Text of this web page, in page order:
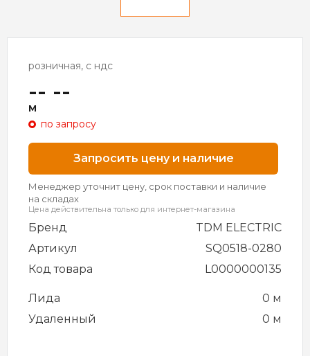
розничная, с ндс
-- --
м
по запросу
Запросить цену и наличие
Менеджер уточнит цену, срок поставки и наличие
на складах
Цена действительна только для интернет-магазина
Бренд
TDM ELECTRIC
Артикул
SQ0518-0280
Код товара
L0000000135
Лида
0 м
Удаленный
0 м